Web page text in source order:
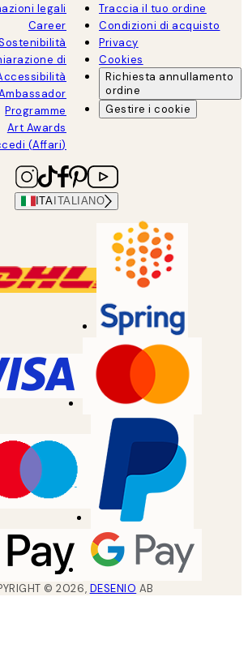
legali
Career
di
Programme
Art Awards
(Affari)
Traccia il tuo ordine
Condizioni di acquisto
Privacy
Cookies
Richiesta annullamento
ordine
Gestire i cookie
ITA ITALIANO
©2026, DESENIO AB